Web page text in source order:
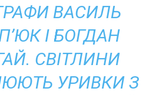
ВАСИЛЬ
І БОГДАН
СВІТЛИНИ
УРИВКИ З